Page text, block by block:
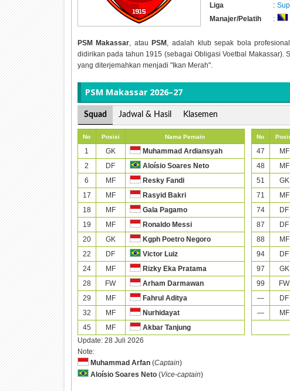
Liga
:
Manajer/Pelatih
:
PSM Makassar , atauPSM , adalah klub sepak bola
didirikan pada tahun 1915 (sebagai Obligasi Voetbal Makassar).
yang diterjemahkan menjadi "Ikan Merah".
PSM Makassar 2026–27
Squad Jadwal & Hasil Klasemen
No Posisi Nama Pemain
1 GK
Muhammad Ardiansyah
2
DF
Aloísio Soares Neto
6
MF
Resky Fandi
17
MF
Rasyid Bakri
18
MF
Gala Pagamo
19
MF
Ronaldo Messi
20
GK
Kgph Poetro Negoro
22
DF
Victor Luiz
24
MF
Rizky Eka Pratama
28
FW
Arham Darmawan
29
MF
Fahrul Aditya
32
MF
Nurhidayat
45
MF Akbar Tanjung
No
47 MF
48
MF
51
GK
71
MF
74
DF
87
DF
88
MF
94
DF
97
GK
99
FW
—
DF
—
MF
Update: 28 Juli 2026
Note:
Muhammad Arfan(Captain)
Aloísio Soares Neto(Vice-captain)